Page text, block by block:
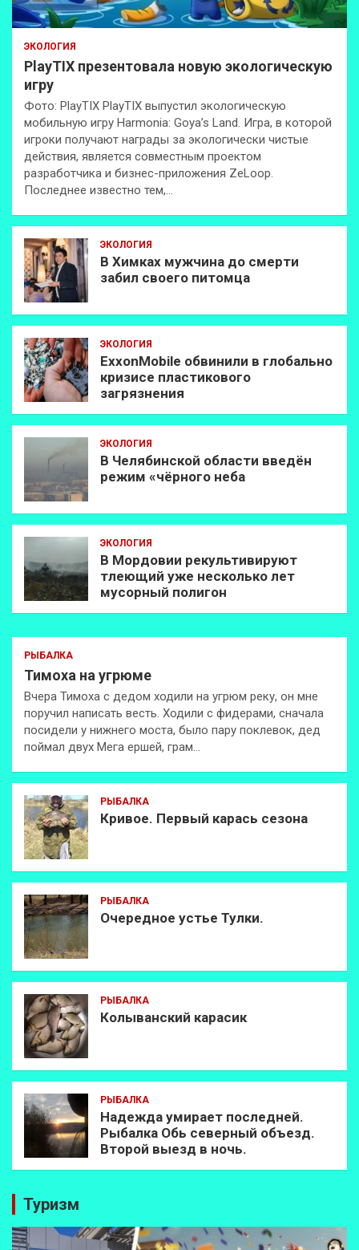
ЭКОЛОГИЯ
PlayTIX презентовала новую экологическую
игру
Фото: PlayTIX PlayTIX выпустил экологическую
мобильную игру Harmonia: Goya’s Land. Игра, в которой
игроки получают награды за экологически чистые
действия, является совместным проектом
разработчика и бизнес-приложения ZeLoop.
Последнее известно тем,…
ЭКОЛОГИЯ
В Химках мужчина до смерти
забил своего питомца
ЭКОЛОГИЯ
ExxonMobilе обвинили в глобально
кризисе пластикового
загрязнения
ЭКОЛОГИЯ
В Челябинской области введён
режим «чёрного неба
ЭКОЛОГИЯ
В Мордовии рекультивируют
тлеющий уже несколько лет
мусорный полигон
РЫБАЛКА
Тимоха на угрюме
Вчера Тимоха с дедом ходили на угрюм реку, он мне
поручил написать весть. Ходили с фидерами, сначала
посидели у нижнего моста, было пару поклевок, дед
поймал двух Мега ершей, грам…
РЫБАЛКА
Кривое. Первый карась сезона
РЫБАЛКА
Очередное устье Тулки.
РЫБАЛКА
Колыванский карасик
РЫБАЛКА
Надежда умирает последней.
Рыбалка Обь северный объезд.
Второй выезд в ночь.
Туризм